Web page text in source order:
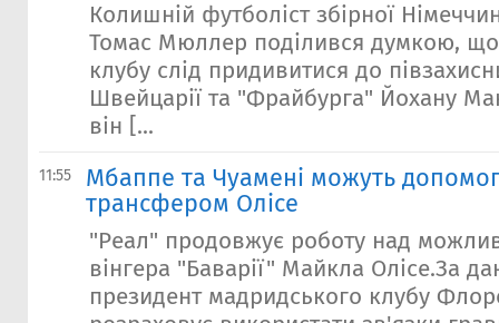
Колишній футболіст збірної
Томас Мюллер поділився думкою,
клубу слід придивитися до
Швейцарії та "Фрайбурга" Йохану
він [...
11:55
Мбаппе та Чуамені можуть
трансфером Олісе
"Реал" продовжує роботу над
вінгера "Баварії" Майкла Олісе.За
президент мадридського клубу